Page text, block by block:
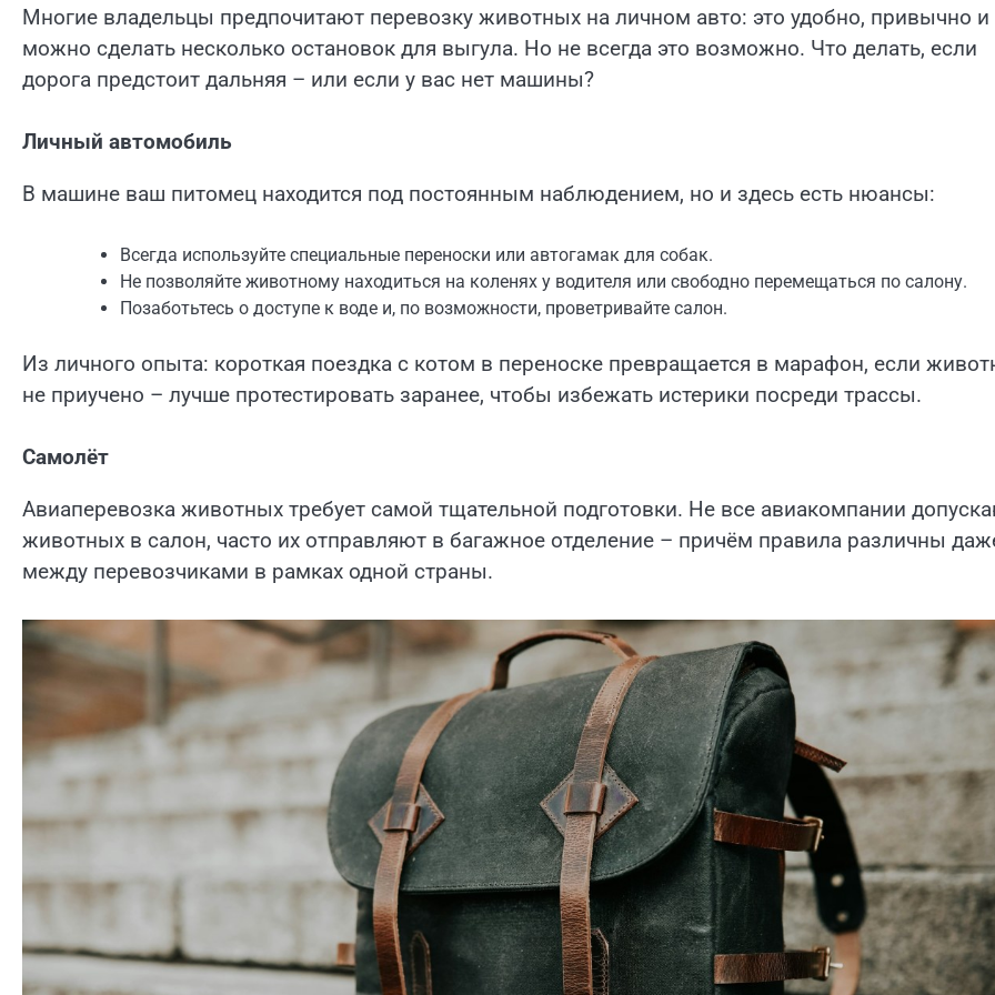
Многие владельцы предпочитают перевозку животных на личном авто: это удобно, привычно и
можно сделать несколько остановок для выгула. Но не всегда это возможно. Что делать, если
дорога предстоит дальняя – или если у вас нет машины?
Личный автомобиль
В машине ваш питомец находится под постоянным наблюдением, но и здесь есть нюансы:
Всегда используйте специальные переноски или автогамак для собак.
Не позволяйте животному находиться на коленях у водителя или свободно перемещаться по салону.
Позаботьтесь о доступе к воде и, по возможности, проветривайте салон.
Из личного опыта: короткая поездка с котом в переноске превращается в марафон, если
не приучено – лучше протестировать заранее, чтобы избежать истерики посреди трассы.
Самолёт
Авиаперевозка животных требует самой тщательной подготовки. Не все авиакомпании
животных в салон, часто их отправляют в багажное отделение – причём правила различны
между перевозчиками в рамках одной страны.